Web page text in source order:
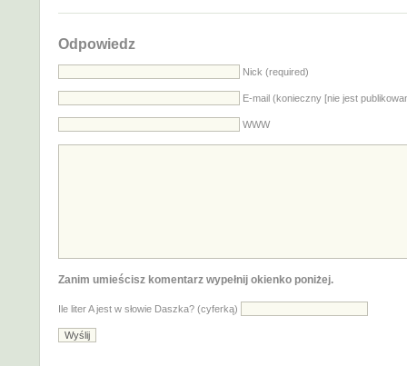
Odpowiedz
Nick (required)
E-mail (konieczny [nie jest
WWW
Zanim umieścisz komentarz wypełnij okienko poniżej.
Ile liter A jest w słowie Daszka? (cyferką)